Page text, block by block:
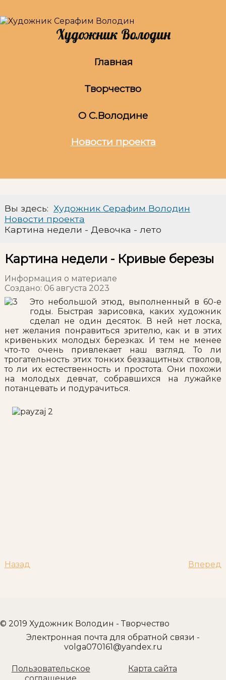
Художник Володин
Главная
Творчество
О С.Володине
Новости проекта
Вы здесь: Художник Серафим Володин
Новости проекта
Картина недели - Девочка - лето
Картина недели - Кривые березы
Информация о материале
Создано: 06 августа 2023
Это небольшой этюд, выполненный в 60-е
годы. Быстрая зарисовка, каких художник
сделал не один десяток. В ней нет лоска,
нет желания понравиться зрителю, как и в этих
кривеньких молодых березках. И тем не менее
что-то очень привлекает наш взгляд. То ли
трогательность этих тонких беззащитных стволов,
то ли их естественность и простота. Они похожи
на молодых девчат, собравшихся на лужайке
потанцевать и подурачиться.
Назад Вперед
© 2019 Художник Володин - Творчество
Электронная почта для обратной связи -
Пользовательское
Карта сайта